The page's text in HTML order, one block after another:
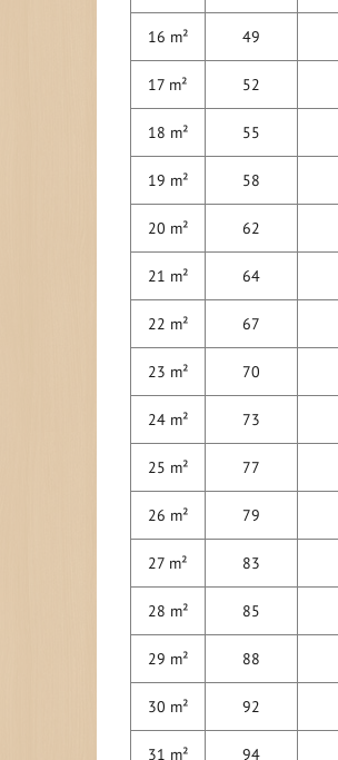
16 m² 49
17 m² 52
18 m² 55
19 m² 58
20 m² 62
21 m² 64
22 m² 67
23 m² 70
24 m² 73
25 m² 77
26 m² 79
27 m² 83
28 m² 85
29 m² 88
30 m² 92
31 m² 94